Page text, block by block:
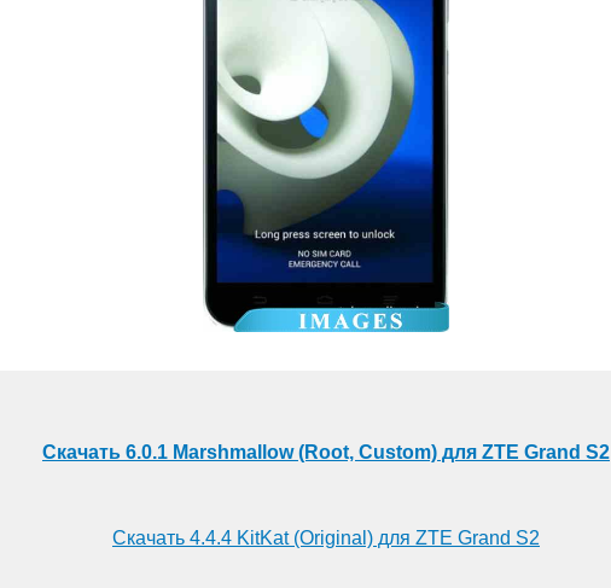
Скачать 6.0.1 Marshmallow (Root, Custom) для ZTE Grand S2
Скачать 4.4.4 KitKat (Original) для ZTE Grand S2